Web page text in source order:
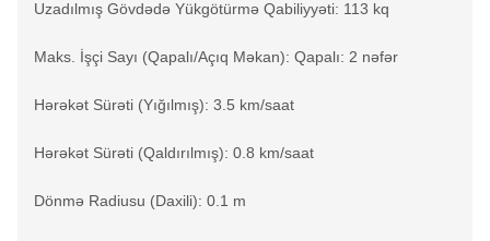
Uzadılmış Gövdədə Yükgötürmə Qabiliyyəti: 113 kq
Maks. İşçi Sayı (Qapalı/Açıq Məkan): Qapalı: 2 nəfər
Hərəkət Sürəti (Yığılmış): 3.5 km/saat
Hərəkət Sürəti (Qaldırılmış): 0.8 km/saat
Dönmə Radiusu (Daxili): 0.1 m